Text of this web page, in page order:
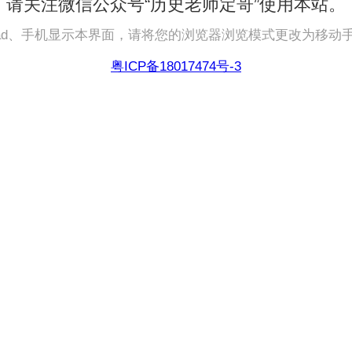
请关注微信公众号“历史老师定哥”使用本站。
、手机显示本界面，请将您的浏览器浏览模式更改为移动
粤ICP备18017474号-3